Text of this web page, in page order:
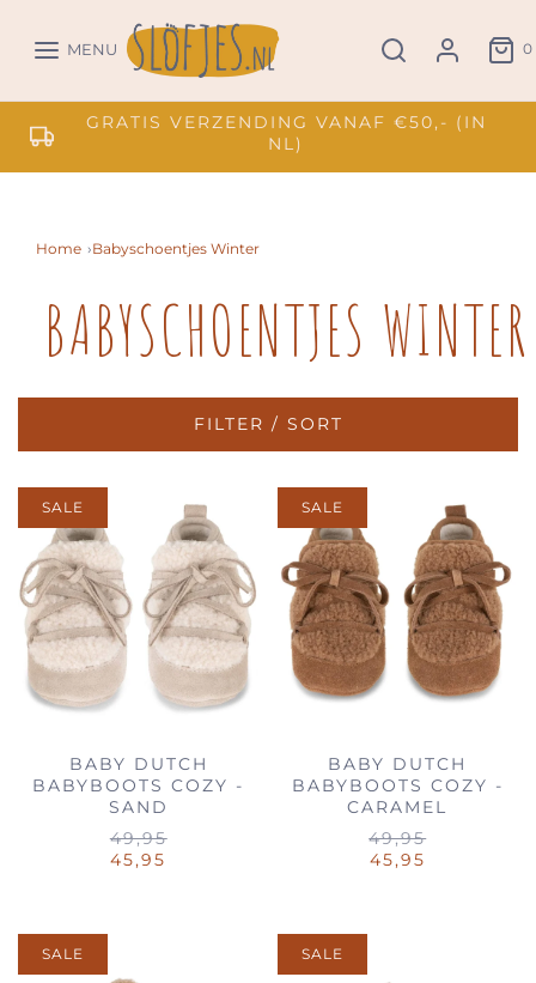
MENU 0
GRATIS VERZENDING VANAF €50,- (IN
NL)
Home ›Babyschoentjes Winter
BABYSCHOENTJES WINTER
FILTER / SORT
BABY DUTCH
BABYBOOTS COZY -
SAND
49,95
45,95
SALE
BABY DUTCH
BABYBOOTS COZY -
CARAMEL
49,95
45,95
SALE
SALE SALE